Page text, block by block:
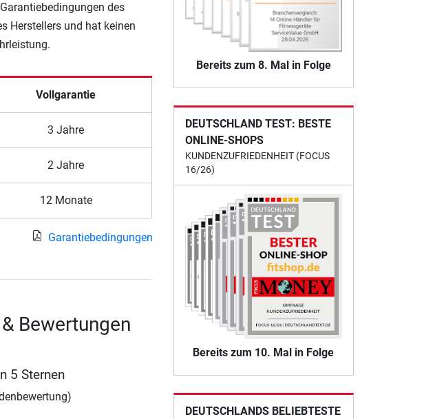
des
Herstellers und hat keinen
Vollgarantie
3 Jahre
2 Jahre
12 Monate
Garantiebedingungen
Bewertungen
5 Sternen
Bereits zum 8. Mal in Folge
DEUTSCHLAND TEST: BESTE
ONLINE-SHOPS
KUNDENZUFRIEDENHEIT (FOCUS
16/26)
Bereits zum 10. Mal in Folge
DEUTSCHLANDS BELIEBTESTE